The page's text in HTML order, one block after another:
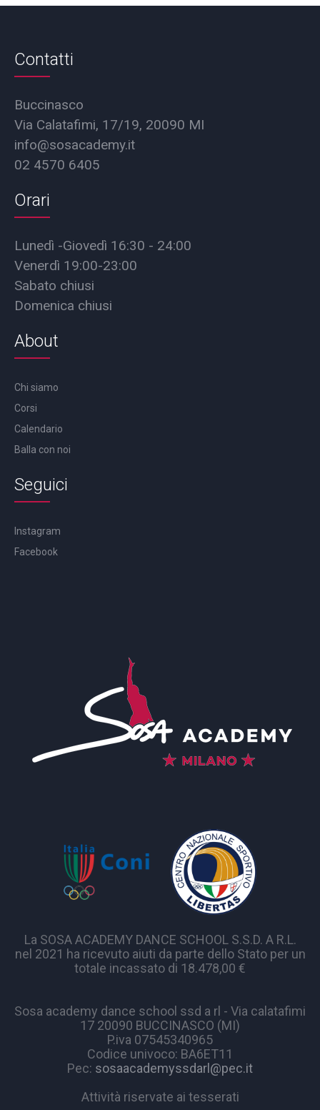
Contatti
Buccinasco
Via Calatafimi, 17/19, 20090 MI
info@sosacademy.it
02 4570 6405
Orari
Lunedì -Giovedì 16:30 - 24:00
Venerdì 19:00-23:00
Sabato chiusi
Domenica chiusi
About
Chi siamo
Corsi
Calendario
Balla con noi
Seguici
Instagram
Facebook
La SOSA ACADEMY DANCE SCHOOL S.S.D. A R.L.
nel 2021 ha ricevuto aiuti da parte dello Stato per un
totale incassato di 18.478,00 €
Sosa academy dance school ssd a rl - Via calatafimi
17 20090 BUCCINASCO (MI)
P.iva 07545340965
Codice univoco: BA6ET11
Pec: sosaacademyssdarl@pec.it
Attività riservate ai tesserati